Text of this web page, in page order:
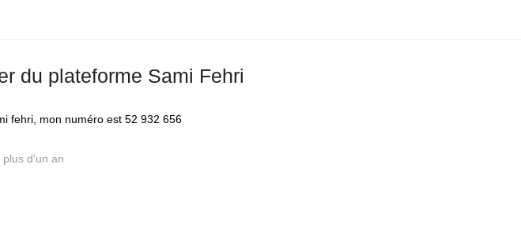
du plateforme Sami Fehri
fehri, mon numéro est 52 932 656
plus d'un an